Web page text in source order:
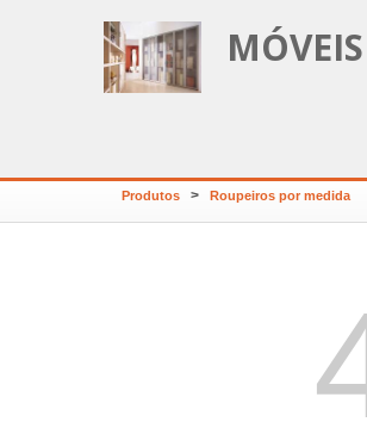
Produtos > Roupeiros por medida